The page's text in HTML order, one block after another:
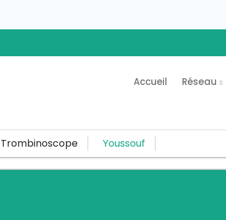
Accueil Réseau
Trombinoscope Youssouf